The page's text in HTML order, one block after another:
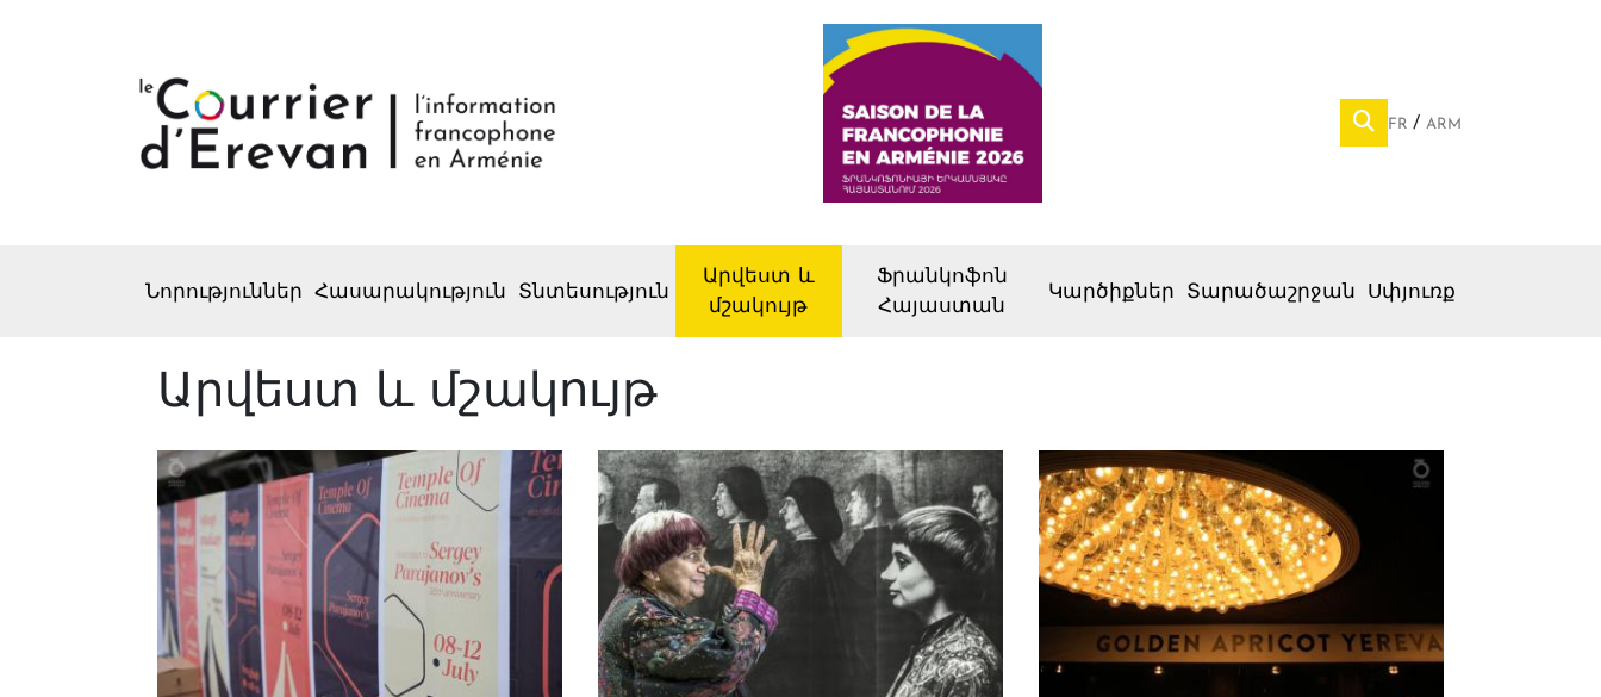
FR ARM
Նորություններ Հասարակություն Տնտեսություն
Արվեստ և
մշակույթ
Ֆրանկոֆոն
Հայաստան
Կարծիքներ Տարածաշրջան Սփյուռք
Արվեստ և մշակույթ